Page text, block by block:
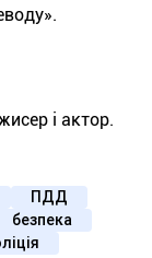
і актор.
ПДД
безпека